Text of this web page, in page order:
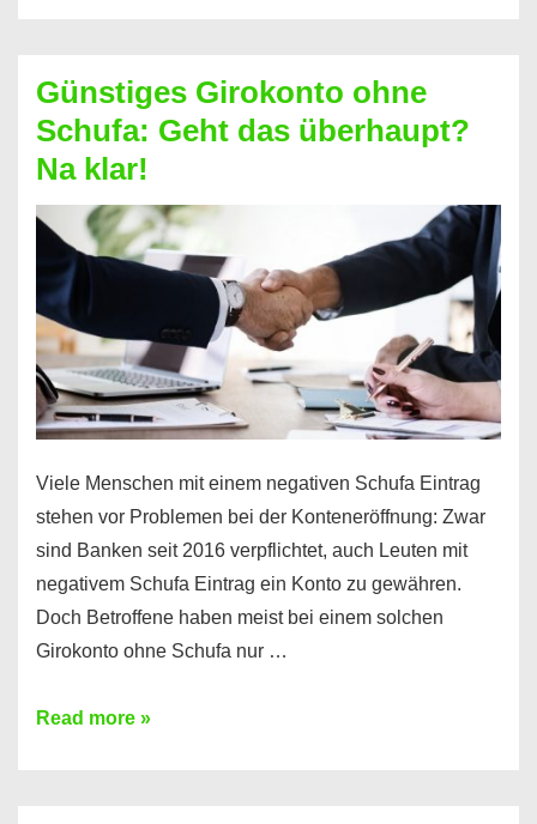
dabei
profitieren
–
So
funktioniert’s
Günstiges Girokonto ohne
Schufa: Geht das überhaupt?
Na klar!
Viele Menschen mit einem negativen Schufa Eintrag
stehen vor Problemen bei der Konteneröffnung: Zwar
sind Banken seit 2016 verpflichtet, auch Leuten mit
negativem Schufa Eintrag ein Konto zu gewähren.
Doch Betroffene haben meist bei einem solchen
Girokonto ohne Schufa nur …
Günstiges
Read more »